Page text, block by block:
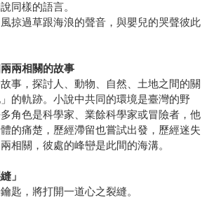
高山大海、樹稍雲端，自然是人痛苦的
為彼此的自然，相互連結。除了驚奇、
品見證吳明益是位不斷精進的作家，不
題，也持續帶給讀者開擴深遠的視野與
國際知名作家，不但連娥蘇拉．勒瑰恩
、王德威都好評讚譽，還作品影視化。
讀者再幫忙錦上添花，但身為讀者，十
家、這樣的作品。 他即將出版長篇小說
上又多了一個精彩的故事。迷妹如我，
道故事會激起哪些想法，觸碰哪種感
同樣的語言。
掠過草跟海浪的聲音，與嬰兒的哭聲彼此
兩相關的故事
事，探討人、動物、自然、土地之間的關
的軌跡。小說中共同的環境是臺灣的野
角色是科學家、業餘科學家或冒險者，他
的痛楚，歷經滯留也嘗試出發，歷經迷失
相關，彼處的峰巒是此間的海溝。
」
匙，將打開一道心之裂縫。